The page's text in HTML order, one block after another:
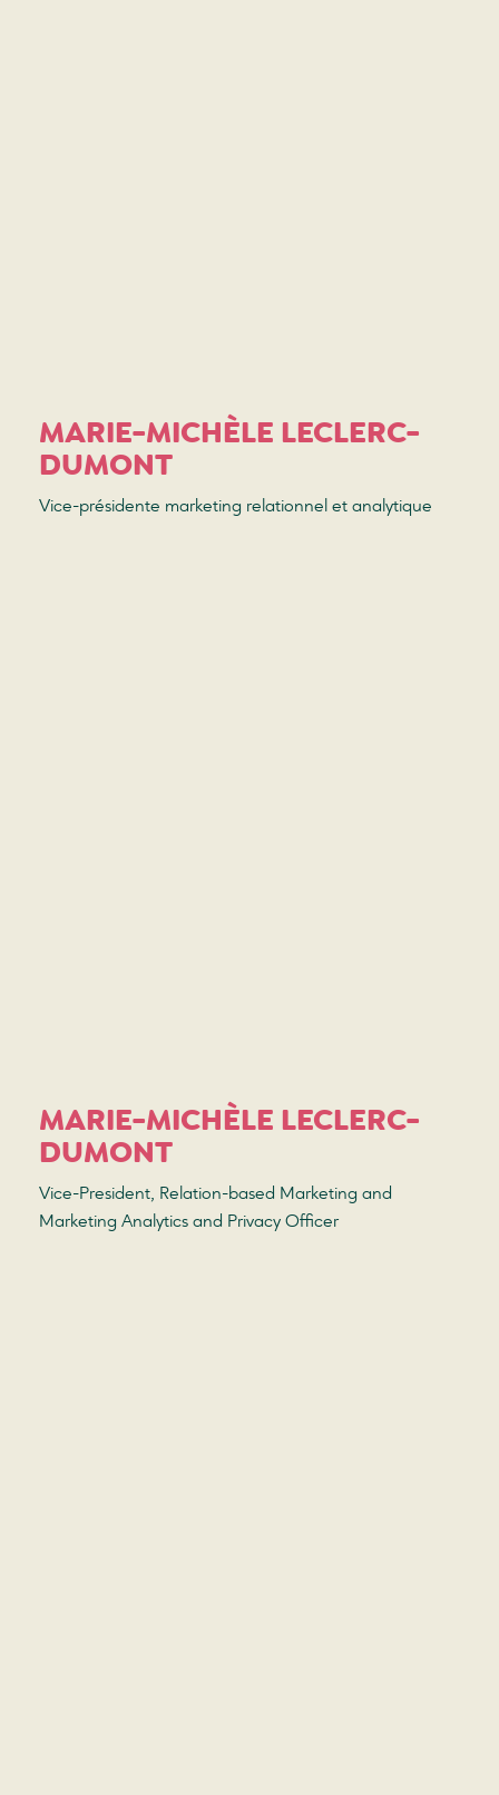
MARIE-MICHÈLE LECLERC-
DUMONT
Vice-présidente marketing relationnel et analytique
MARIE-MICHÈLE LECLERC-
DUMONT
Vice-President, Relation-based Marketing and
Marketing Analytics and Privacy Officer